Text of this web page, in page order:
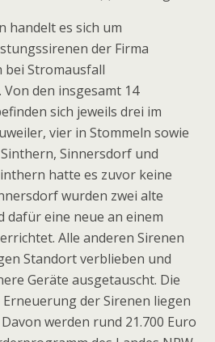
handelt es sich um
der Firma
bei Stromausfall
den insgesamt 14
sich jeweils drei im
vier in Stommeln sowie
Sinnersdorf und
hatte es zuvor keine
wurden zwei alte
dafür eine neue an einem
Alle anderen Sirenen
Standort verblieben und
Geräte ausgetauscht. Die
der Sirenen liegen
werden rund 21.700 Euro